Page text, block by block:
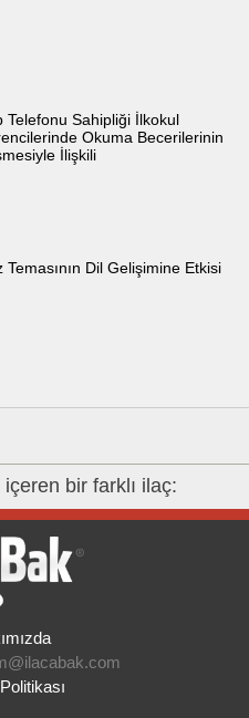
Telefonu Sahipliği İlkokul
Okuma Becerilerinin
İlişkili
Temasının Dil Gelişimine Etkisi
bir farklı ilaç: